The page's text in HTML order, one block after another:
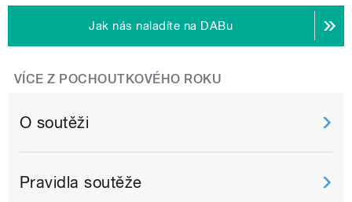
Jak nás naladíte na DABu
VÍCE Z POCHOUTKOVÉHO ROKU
O soutěži
Pravidla soutěže